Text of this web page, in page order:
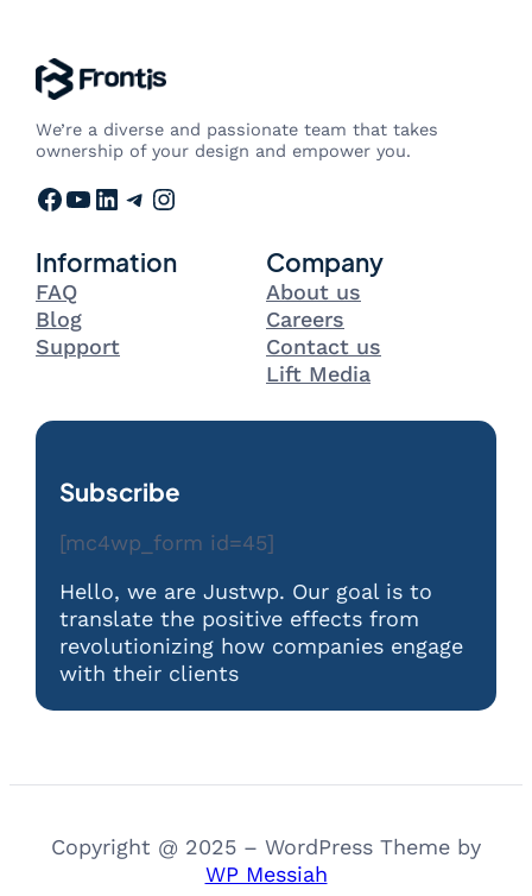
We’re a diverse and passionate team that takes
ownership of your design and empower you.
Facebook YouTube LinkedIn Telegram Instagram
Information
FAQ
Blog
Support
Company
About us
Careers
Contact us
Lift Media
Subscribe
[mc4wp_form id=45]
Hello, we are Justwp. Our goal is to
translate the positive effects from
revolutionizing how companies engage
with their clients
Copyright @ 2025 – WordPress Theme by
WP Messiah